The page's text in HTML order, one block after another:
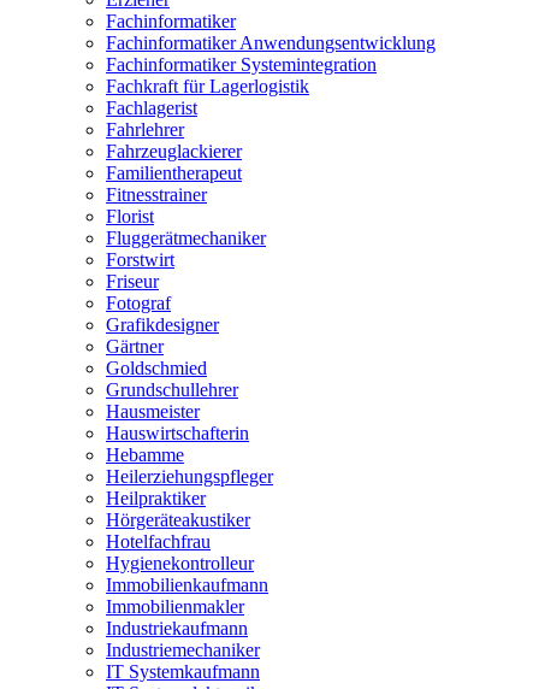
Fachinformatiker
Fachinformatiker Anwendungsentwicklung
Fachinformatiker Systemintegration
Fachkraft für Lagerlogistik
Fachlagerist
Fahrlehrer
Fahrzeuglackierer
Familientherapeut
Fitnesstrainer
Florist
Fluggerätmechaniker
Forstwirt
Friseur
Fotograf
Grafikdesigner
Gärtner
Goldschmied
Grundschullehrer
Hausmeister
Hauswirtschafterin
Hebamme
Heilerziehungspfleger
Heilpraktiker
Hörgeräteakustiker
Hotelfachfrau
Hygienekontrolleur
Immobilienkaufmann
Immobilienmakler
Industriekaufmann
Industriemechaniker
IT Systemkaufmann